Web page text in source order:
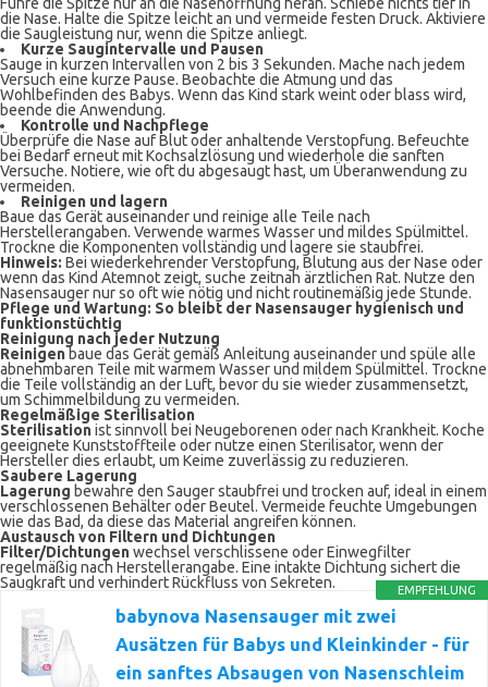
die Nase. Halte die Spitze leicht an und vermeide festen Druck. Aktiviere
die Saugleistung nur, wenn die Spitze anliegt.
Kurze Saugintervalle und Pausen
Sauge in kurzen Intervallen von 2 bis 3 Sekunden. Mache nach jedem
Versuch eine kurze Pause. Beobachte die Atmung und das
Wohlbefinden des Babys. Wenn das Kind stark weint oder blass wird,
beende die Anwendung.
Kontrolle und Nachpflege
Überprüfe die Nase auf Blut oder anhaltende Verstopfung. Befeuchte
bei Bedarf erneut mit Kochsalzlösung und wiederhole die sanften
Versuche. Notiere, wie oft du abgesaugt hast, um Überanwendung zu
vermeiden.
Reinigen und lagern
Baue das Gerät auseinander und reinige alle Teile nach
Herstellerangaben. Verwende warmes Wasser und mildes Spülmittel.
Trockne die Komponenten vollständig und lagere sie staubfrei.
Hinweis: Bei wiederkehrender Verstopfung, Blutung aus der Nase oder
wenn das Kind Atemnot zeigt, suche zeitnah ärztlichen Rat. Nutze den
Nasensauger nur so oft wie nötig und nicht routinemäßig jede Stunde.
Pflege und Wartung: So bleibt der Nasensauger hygienisch und
funktionstüchtig
Reinigung nach jeder Nutzung
Reinigen baue das Gerät gemäß Anleitung auseinander und spüle alle
abnehmbaren Teile mit warmem Wasser und mildem Spülmittel. Trockne
die Teile vollständig an der Luft, bevor du sie wieder zusammensetzt,
um Schimmelbildung zu vermeiden.
Regelmäßige Sterilisation
Sterilisationist sinnvoll bei Neugeborenen oder nach Krankheit. Koche
geeignete Kunststoffteile oder nutze einen Sterilisator, wenn der
Hersteller dies erlaubt, um Keime zuverlässig zu reduzieren.
Saubere Lagerung
Lagerung bewahre den Sauger staubfrei und trocken auf, ideal in einem
verschlossenen Behälter oder Beutel. Vermeide feuchte Umgebungen
wie das Bad, da diese das Material angreifen können.
Austausch von Filtern und Dichtungen
Filter/Dichtungenwechsel verschlissene oder Einwegfilter
regelmäßig nach Herstellerangabe. Eine intakte Dichtung sichert die
Saugkraft und verhindert Rückfluss von Sekreten.
EMPFEHLUNG
babynova Nasensauger mit zwei
Ausätzen für Babys und Kleinkinder - für
ein sanftes Absaugen von Nasenschleim